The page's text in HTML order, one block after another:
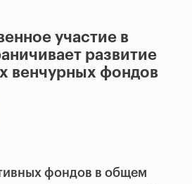
участие в
развитие
венчурных фондов
фондов в общем